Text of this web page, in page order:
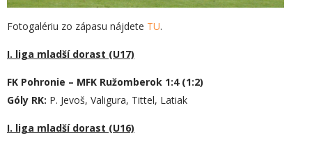
Fotogalériu zo zápasu nájdete TU.
I. liga mladší dorast (U17)
FK Pohronie – MFK Ružomberok 1:4 (1:2)
Góly RK: P. Jevoš, Valigura, Tittel, Latiak
I. liga mladší dorast (U16)